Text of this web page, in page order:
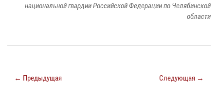
национальной гвардии Российской Федерации по Челябинской
области
← Предыдущая Следующая →